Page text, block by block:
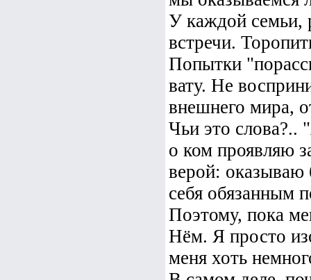
У каждой семьи,
встречи.
Попытки
вату. Не
внешнего мира,
Чьи это слова?..
о ком проявляю
верой: оказываю
себя обязанным
Поэтому, пока
Нём. Я просто
меня хоть